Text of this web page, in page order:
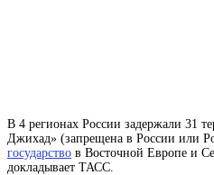
В 4 регионах России задержали 31
Джихад» (запрещена в России или
государство в Восточной Европе и
докладывает ТАСС.